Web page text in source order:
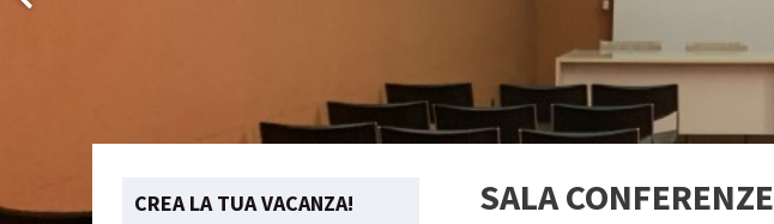
CREA LA TUA VACANZA! SALA CONFERENZE